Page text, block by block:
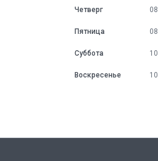
Четверг
Пятница
Суббота
Воскресенье